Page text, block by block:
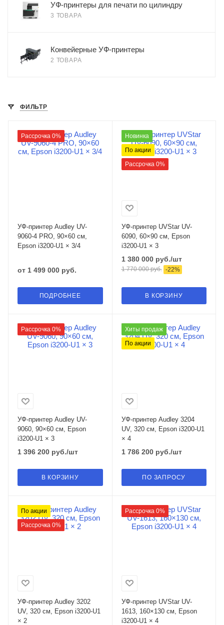
УФ-принтеры для печати по цилиндру
3 ТОВАРА
Конвейерные УФ-принтеры
2 ТОВАРА
ФИЛЬТР
Рассрочка 0%
УФ-принтер Audley UV-
9060-4 PRO, 90×60 см,
Epson i3200-U1 × 3/4
от 1 499 000 руб.
ПОДРОБНЕЕ
Новинка
По акции
Рассрочка 0%
УФ-принтер UVStar UV-
6090, 60×90 см, Epson
i3200-U1 × 3
1 380 000руб./шт
1 770 000руб. -22%
В КОРЗИНУ
Рассрочка 0%
УФ-принтер Audley UV-
9060, 90×60 см, Epson
i3200-U1 × 3
1 396 200 руб./шт
В КОРЗИНУ
Хиты продаж
По акции
УФ-принтер Audley 3204
UV, 320 см, Epson i3200-U1
× 4
1 786 200руб./шт
ПО ЗАПРОСУ
По акции
Рассрочка 0%
УФ-принтер Audley 3202
UV, 320 см, Epson i3200-U1
× 2
Рассрочка 0%
УФ-принтер UVStar UV-
1613, 160×130 см, Epson
i3200-U1 × 4